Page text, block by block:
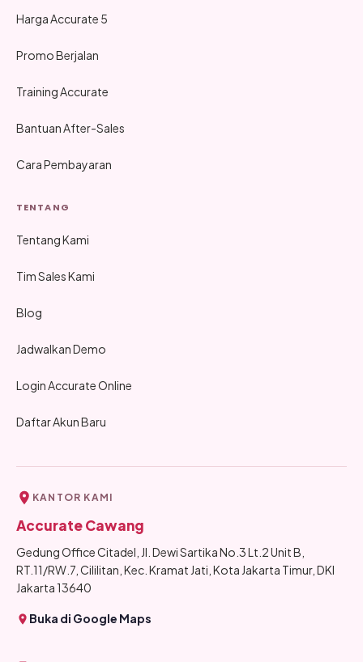
Harga Accurate 5
Promo Berjalan
Training Accurate
Bantuan After-Sales
Cara Pembayaran
TENTANG
Tentang Kami
Tim Sales Kami
Blog
Jadwalkan Demo
Login Accurate Online
Daftar Akun Baru
KANTOR KAMI
Accurate Cawang
Gedung Office Citadel, Jl. Dewi Sartika No.3 Lt.2 Unit B,
RT.11/RW.7, Cililitan, Kec. Kramat Jati, Kota Jakarta Timur, DKI
Jakarta 13640
Buka di Google Maps